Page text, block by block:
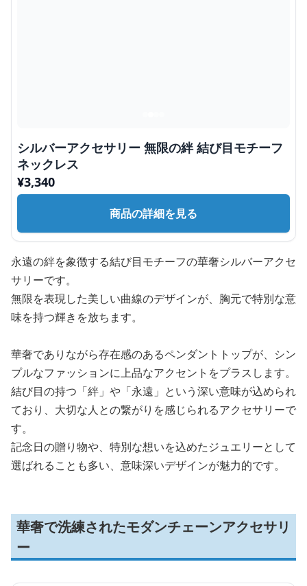
シルバーアクセサリー 無限の絆 結び目モチーフ
ネックレス
¥3,340
商品の詳細を見る
永遠の絆を象徴する結び目モチーフの華奢シルバーアクセ
サリーです。
無限を表現した美しい曲線のデザインが、胸元で特別な意
味を持つ輝きを放ちます。
華奢でありながら存在感のあるペンダントトップが、シン
プルなファッションに上品なアクセントをプラスします。
結び目の持つ「絆」や「永遠」という深い意味が込められ
ており、大切な人との繋がりを感じられるアクセサリーで
す。
記念日の贈り物や、特別な想いを込めたジュエリーとして
選ばれることも多い、意味深いデザインが魅力的です。
華奢で洗練されたモダンチェーンアクセサリ
ー